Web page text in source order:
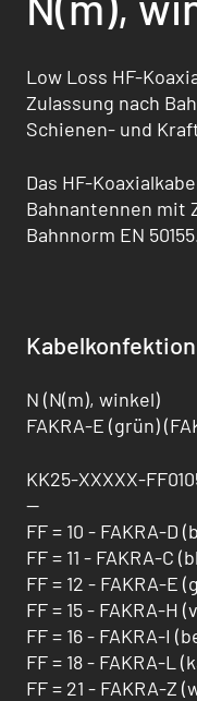
Low Loss HF-
Zulassung nach
Schienen- und
Das HF-
Bahnantennen mit
Bahnnorm EN
N (N(m), winkel)
FAKRA-E (grün)
KK25-XXXXX-
--
FF = 10 - FAKRA-D
FF = 11 - FAKRA-C
FF = 12 - FAKRA-E
FF = 15 - FAKRA-H
FF = 16 - FAKRA-I
FF = 18 - FAKRA-L
FF = 21 - FAKRA-Z